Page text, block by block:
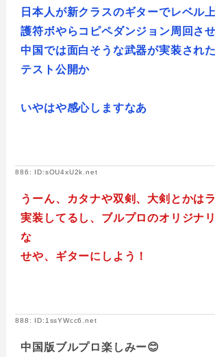
日本人が新クラスのギターでレベル
護符ボやらコピペダンジョン周回さ
中国では面白そうな武器が実装され
テスト公開か
いやはや感心しますなあ
886: ID:sOU4xU2k.net
うーん、カタナや双剣、大剣とかは
実装してるし、ブルプロのオリジナ
な
せや、ギターにしよう！
888: ID:1ssYWcc6.net
中国版ブルプロ楽しみー😊